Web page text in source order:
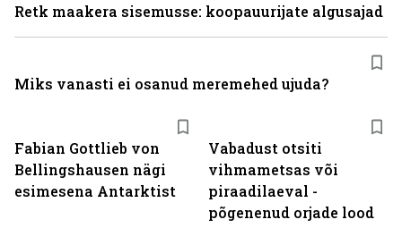
Fabian Gottlieb von
Bellingshausen nägi
esimesena Antarktist
Vabadust otsiti
vihmametsas või
piraadilaeval -
põgenenud orjade lood
Retk maakera sisemusse: koopauurijate algusajad
Miks vanasti ei osanud meremehed ujuda?